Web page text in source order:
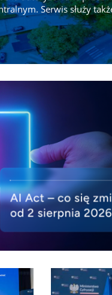
Serwis służy